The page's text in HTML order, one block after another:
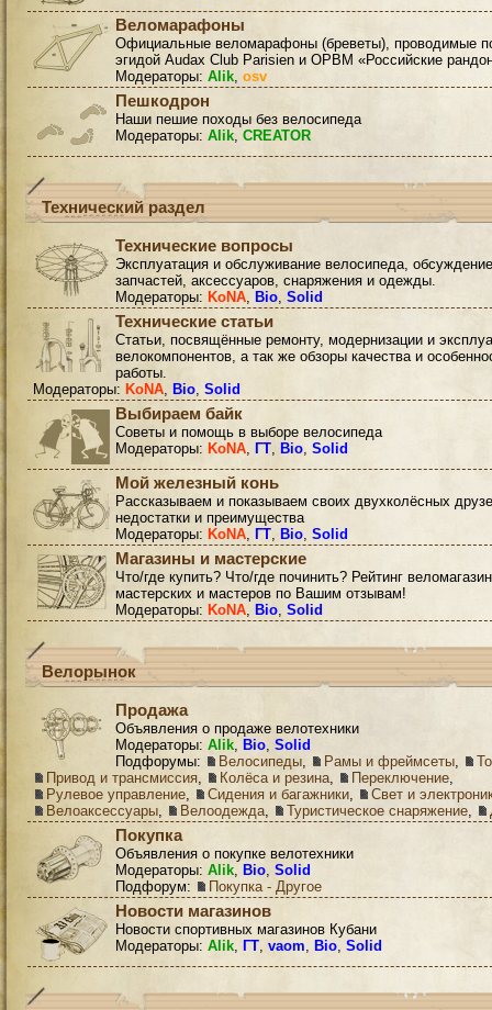
Веломарафоны
Официальные веломарафоны (бреветы), проводимые
эгидой Audax Club Parisien и ОРВМ «Российские
Модераторы: Alik, osv
Пешкодрон
Наши пешие походы без велосипеда
Модераторы: Alik, CREATOR
Технический раздел
Технические вопросы
Эксплуатация и обслуживание велосипеда, обсуждение
запчастей, аксессуаров, снаряжения и одежды.
Модераторы: KoNA, Bio, Solid
Технические статьи
Статьи, посвящённые ремонту, модернизации и
велокомпонентов, а так же обзоры качества и
работы.
Модераторы: KoNA, Bio, Solid
Выбираем байк
Советы и помощь в выборе велосипеда
Модераторы: KoNA, ГТ, Bio, Solid
Мой железный конь
Рассказываем и показываем своих двухколёсных
недостатки и преимущества
Модераторы: KoNA, ГТ, Bio, Solid
Магазины и мастерские
Что/где купить? Что/где починить? Рейтинг
мастерских и мастеров по Вашим отзывам!
Модераторы: KoNA, Bio, Solid
Велорынок
Продажа
Объявления о продаже велотехники
Модераторы: Alik, Bio, Solid
Подфорумы:
Велосипеды, Рамы и фреймсеты,
Привод и трансмиссия, Колёса и резина, Переключение,
Рулевое управление, Сидения и багажники,
Свет и
Велоаксессуары, Велоодежда, Туристическое снаряжение,
Покупка
Объявления о покупке велотехники
Модераторы: Alik, Bio, Solid
Подфорум:
Покупка - Другое
Новости магазинов
Новости спортивных магазинов Кубани
Модераторы: Alik, ГТ, vaom, Bio, Solid